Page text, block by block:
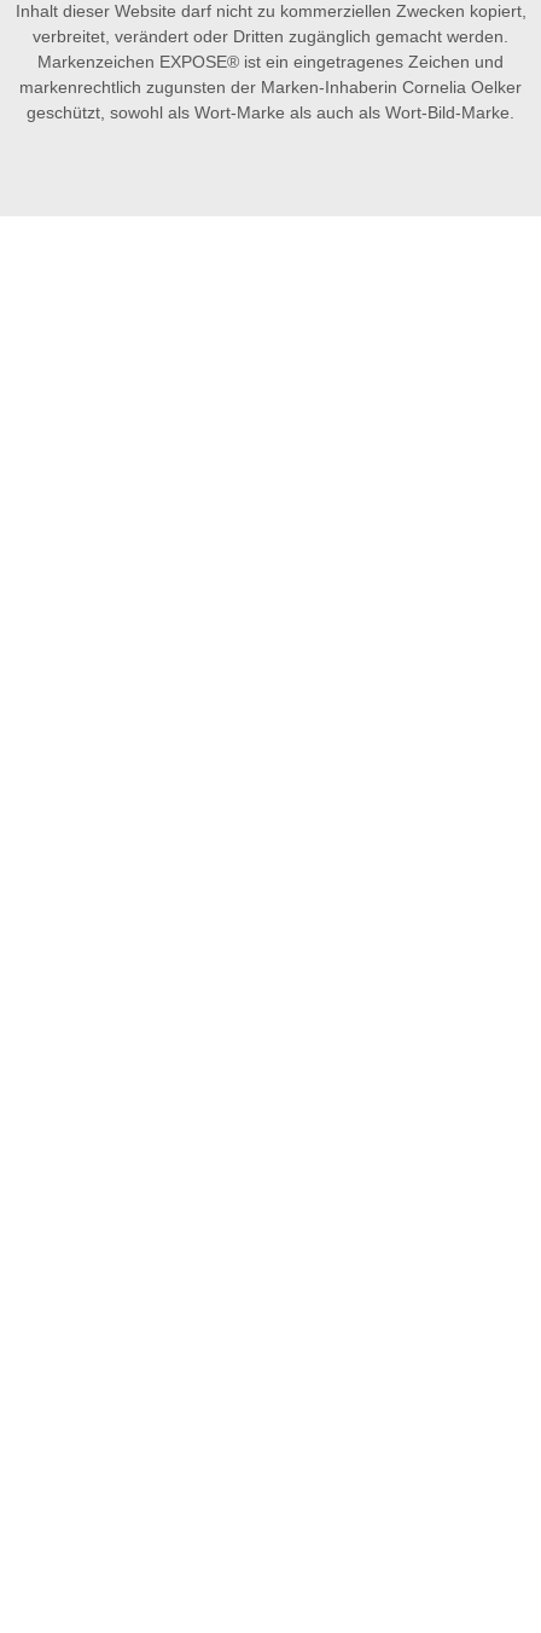
Inhalt dieser Website darf nicht zu kommerziellen Zwecken kopiert,
verbreitet, verändert oder Dritten zugänglich gemacht werden.
Markenzeichen EXPOSE® ist ein eingetragenes Zeichen und
markenrechtlich zugunsten der Marken-Inhaberin Cornelia Oelker
geschützt, sowohl als Wort-Marke als auch als Wort-Bild-Marke.